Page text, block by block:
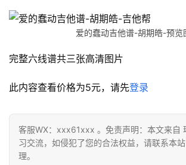
爱的蠢动吉他谱-胡期皓-预览
完整六线谱共三张高清图片
此内容查看价格为5元，请先登录
客服WX：xxx61xxx 。免责声明：本文来自
习交流，如侵犯了您的合法权益，请联系本
理。